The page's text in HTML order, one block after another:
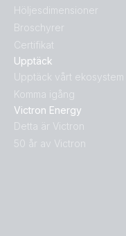
Upptäck
Upptäck vårt ekosystem
Komma igång
Victron Energy
Detta är Victron
50 år av Victron
Höljesdimensioner
Broschyrer
Certifikat